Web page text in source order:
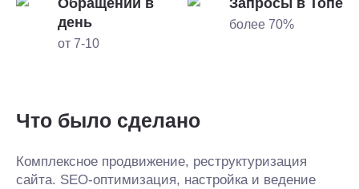
день
от 7-10
более 70%
Что было сделано
Комплексное продвижение, реструктуризация
сайта. SEO-оптимизация, настройка и ведение